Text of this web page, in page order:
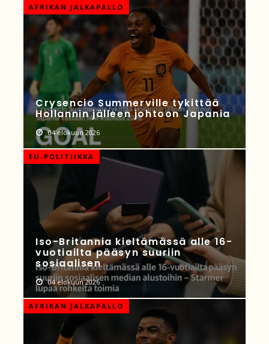
AFRIKAN JALKAPALLO
Crysencio Summerville tykittää
Hollannin jälleen johtoon Japania
04 elokuun 2026
EU-POLITIIKKA
Iso-Britannia kieltämässä alle 16-
vuotiailta pääsyn suuriin
sosiaalisen
04 elokuun 2026
AFRIKAN JALKAPALLO